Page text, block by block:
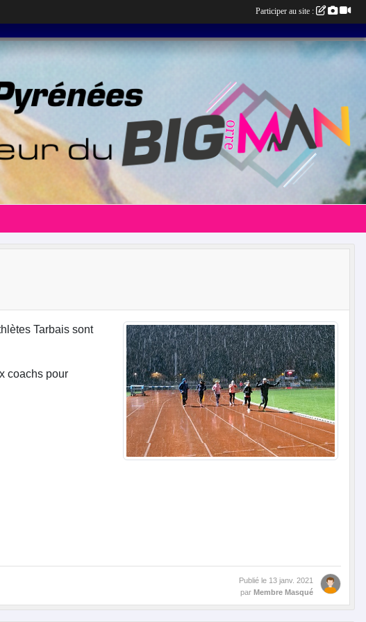
Tarbais sont
coachs pour
Publié le 13 janv. 2021
par Membre Masqué
Participer au site :